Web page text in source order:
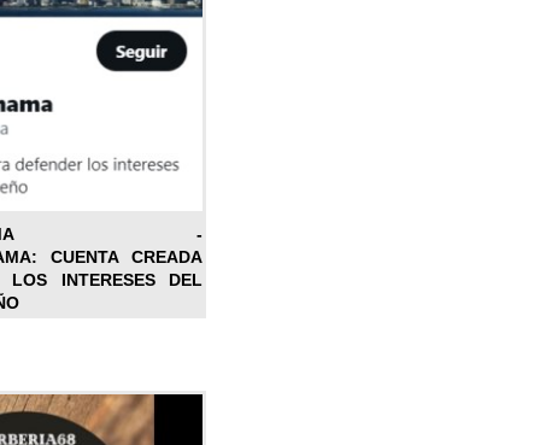
-
CUENTA CREADA
LOS INTERESES DEL